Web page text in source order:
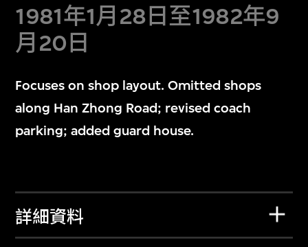
1981年1月28日至1982年9
月20日
Focuses on shop layout. Omitted shops
along Han Zhong Road; revised coach
parking; added guard house.
詳細資料